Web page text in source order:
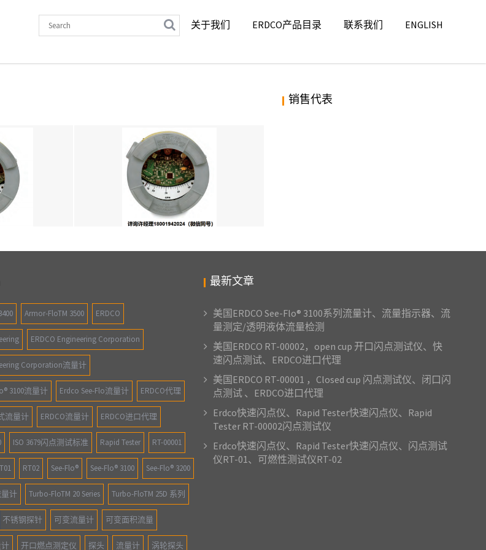
关于我们 ERDCO产品目录 联系我们 ENGLISH
流量计,不锈钢探
美国ERDCO ARMOR-FLO 3700流量计 可变面积流
®非金属探针、 迭尔林非金属探针
销售代表
Armor-FloTM 3500 ERDCO
ERDCO Engineering Corporation
Corporation流量计
3100流量计 Erdco See-Flo流量计 ERDCO代理
流量计 ERDCO流量计 ERDCO进口代理
ISO 3679闪点测试标准 Rapid Tester RT-00001
RT02 See-Flo® See-Flo® 3100 See-Flo® 3200
量计 Turbo-FloTM 20 Series Turbo-FloTM 25D 系列
不锈钢探针 可变流量计 可变面积流量
开口燃点测定仪 探头 流量计 涡轮探头
最新文章
美国ERDCO See-Flo® 3100系列流量计、流量指示器、流
量测定/透明液体流量检测
美国ERDCO RT-00002，open cup 开口闪点测试仪、快
速闪点测试、ERDCO进口代理
美国ERDCO RT-00001 ，Closed cup 闪点测试仪、闭口闪
点测试 、ERDCO进口代理
Erdco快速闪点仪、Rapid Tester快速闪点仪、Rapid
Tester RT-00002闪点测试仪
Erdco快速闪点仪、Rapid Tester快速闪点仪、闪点测试
仪RT-01、可燃性测试仪RT-02